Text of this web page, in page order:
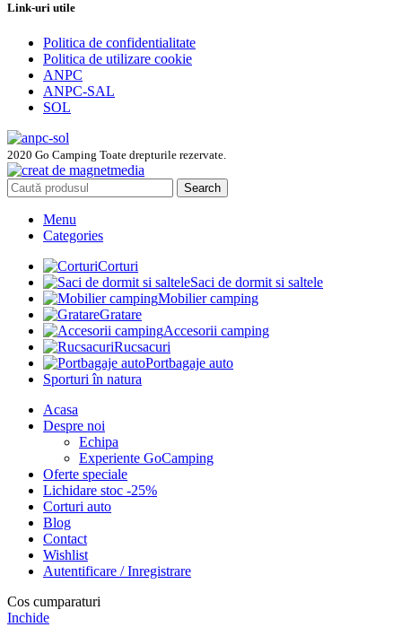
Link-uri utile
Politica de confidentialitate
Politica de utilizare cookie
ANPC
ANPC-SAL
SOL
2020 Go Camping Toate drepturile rezervate.
Search
Menu
Categories
Corturi
Saci de dormit si saltele
Mobilier camping
Gratare
Accesorii camping
Rucsacuri
Portbagaje auto
Sporturi în natura
Acasa
Despre noi
Echipa
Experiente GoCamping
Oferte speciale
Lichidare stoc -25%
Corturi auto
Blog
Contact
Wishlist
Autentificare / Inregistrare
Cos cumparaturi
Inchide